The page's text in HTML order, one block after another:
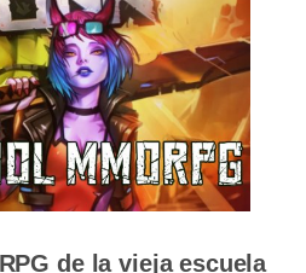
de la vieja escuela